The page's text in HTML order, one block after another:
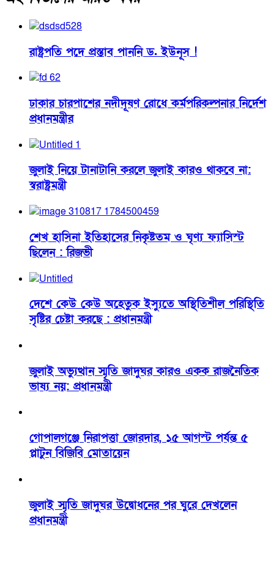
রাষ্ট্রপতি পদে প্রস্তাব পাননি ড. ইউনূস !
ঢাকার চারপাশের নদীদূষণ রোধে কর্মপরিকল্পনার নির্দেশ
প্রধানমন্ত্রীর
জুলাই নিয়ে টানাটানি করলে জুলাই কারও থাকবে না:
স্বরাষ্ট্রমন্ত্রী
শেখ হাসিনা ইতিহাসের নিকৃষ্টতম ও ঘৃণ্য ফ্যাসিস্ট
ছিলেন : রিজভী
দেশে কেউ কেউ অহেতুক ইস্যুতে অস্থিতিশীল পরিস্থিতি
সৃষ্টির চেষ্টা করছে : প্রধানমন্ত্রী
জুলাই অভ্যুত্থান স্মৃতি জাদুঘর কারও একক রাজনৈতিক
ভাষ্য নয়: প্রধানমন্ত্রী
গোপালগঞ্জে নিরাপত্তা জোরদার, ১৫ আগস্ট পর্যন্ত ৫
প্লাটুন বিজিবি মোতায়েন
জুলাই স্মৃতি জাদুঘর উদ্বোধনের পর ঘুরে দেখলেন
প্রধানমন্ত্রী